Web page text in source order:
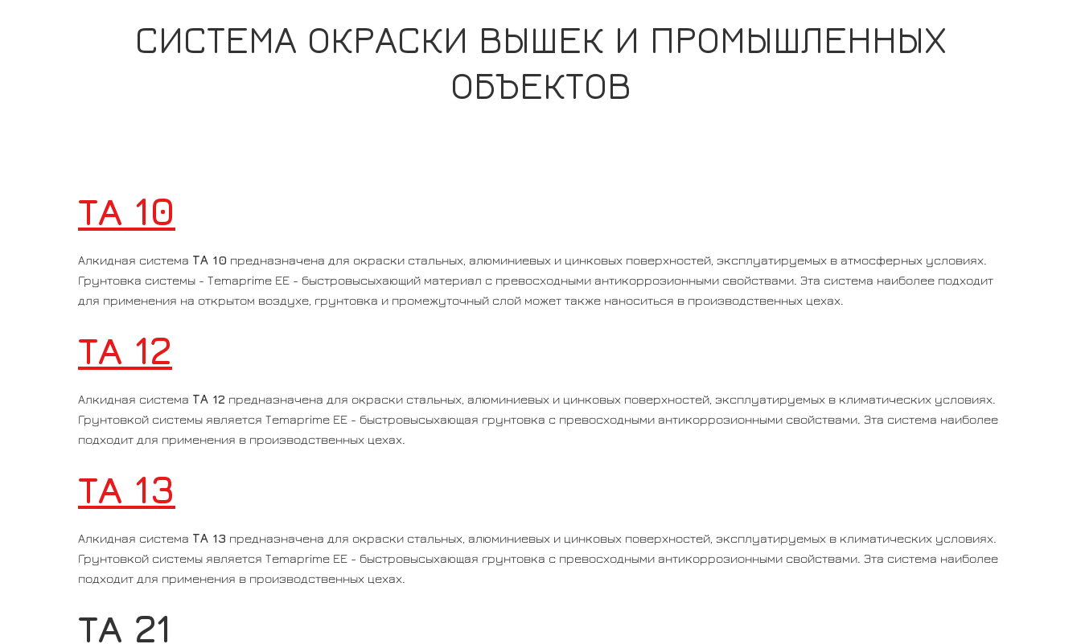
СИСТЕМА ОКРАСКИ ВЫШЕК И ПРОМЫШЛЕННЫХ
ОБЪЕКТОВ
ТА 10
Алкидная система ТА 10 предназначена для окраски стальных, алюминиевых и цинковых поверхностей, эксплуатируемых в атмосферных условиях.
Грунтовка системы - Temaprime EE - быстровысыхающий материал с превосходными антикоррозионными свойствами. Эта система наиболее подходит
для применения на открытом воздухе, грунтовка и промежуточный слой может также наноситься в производственных цехах.
ТА 12
Алкидная система ТА 12 предназначена для окраски стальных, алюминиевых и цинковых поверхностей, эксплуатируемых в климатических условиях.
Грунтовкой системы является Temaprime EE - быстровысыхающая грунтовка с превосходными антикоррозионными свойствами. Эта система наиболее
подходит для применения в производственных цехах.
ТА 13
Алкидная система ТА 13 предназначена для окраски стальных, алюминиевых и цинковых поверхностей, эксплуатируемых в климатических условиях.
Грунтовкой системы является Temaprime EE - быстровысыхающая грунтовка с превосходными антикоррозионными свойствами. Эта система наиболее
подходит для применения в производственных цехах.
ТА 21